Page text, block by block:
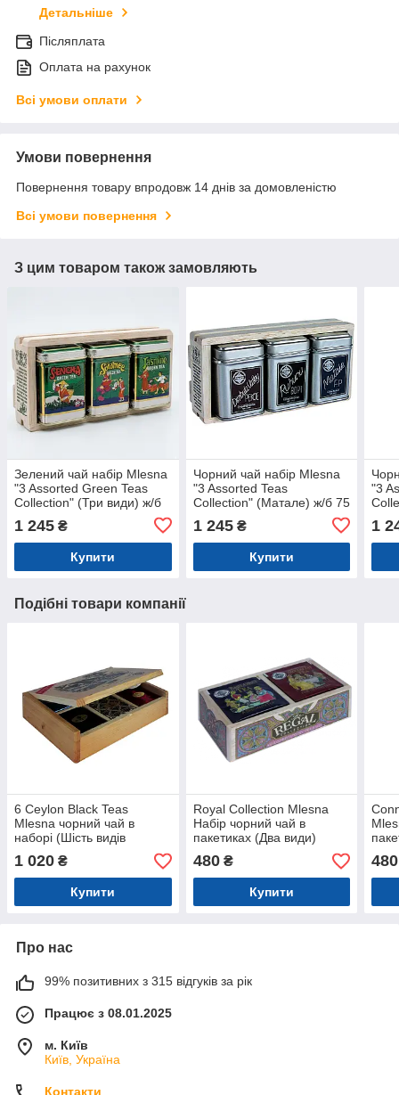
Детальніше
Післяплата
Оплата на рахунок
Всі умови оплати
Умови повернення
Повернення товару впродовж 14 днів за домовленістю
Всі умови повернення
З цим товаром також замовляють
Зелений чай набір Mlesna
"3 Assorted Green Teas
Collection" (Три види) ж/б
1 245 ₴
Купити
Чорний чай набір Mlesna
"3 Assorted Teas
Collection" (Матале) ж/б 75
1 245₴
Купити
"3
1
Подібні товари компанії
6 Ceylon Black Teas
Mlesna чорний чай в
наборі (Шість видів
цейлонського) дерев'яна
скринька 125 г
1 020 ₴
Купити
Royal Collection Mlesna
Набір чорний чай в
пакетиках (Два види)
дерев'яна скринька 40 г
480₴
Купити
480
Про нас
99% позитивних з 315 відгуків за рік
Працює з 08.01.2025
м. Київ
Київ, Україна
Контакти